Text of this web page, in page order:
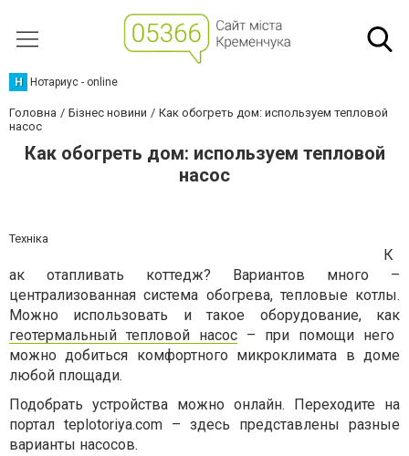
Н Нотариус - online
Головна Бізнес новини
Как обогреть дом: используем тепловой
насос
Как обогреть дом: используем тепловой
насос
Техніка
К
ак отапливать коттедж? Вариантов много –
централизованная система обогрева, тепловые котлы.
Можно использовать и такое оборудование, как
геотермальный тепловой насос – при помощи него
можно добиться комфортного микроклимата в доме
любой площади.
Подобрать устройства можно онлайн. Переходите на
портал teplotoriya.com – здесь представлены разные
варианты насосов.